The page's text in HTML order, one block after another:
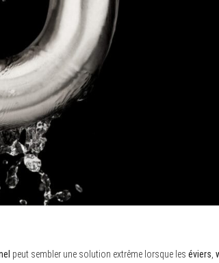
peut sembler une solution extrême lorsque les éviers,